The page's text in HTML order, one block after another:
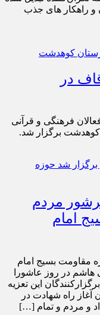
راهکار های جذب
در
فرهنگی و قرآنی
کوهدشت برگزار شد.
مردم
امام
مقاومت بسیج امام
هاشم در روز عاشورا
این تعزیه
آغاز راه شهادت در
و مردم و تمام […]